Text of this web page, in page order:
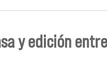
y edición